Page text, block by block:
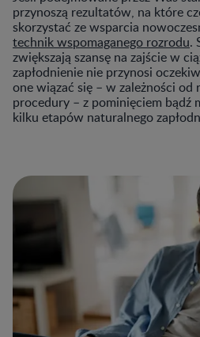
przynoszą rezultatów, na które
skorzystać ze wsparcia
technik wspomaganego rozrodu.
zwiększają szansę na zajście w
zapłodnienie nie przynosi
one wiązać się – w zależności od
procedury – z pominięciem bądź
kilku etapów naturalnego